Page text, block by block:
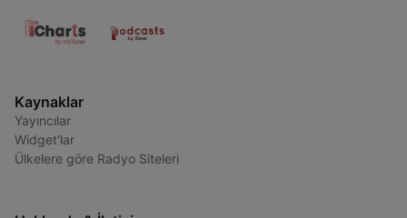
Kaynaklar
Yayıncılar
Widget'lar
Ülkelere göre Radyo Siteleri